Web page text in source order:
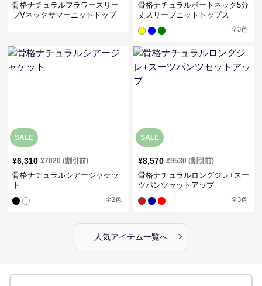
骨格ナチュラルフラワースリー
ブVネックサマーニットトップ
骨格ナチュラルボートネック5分
丈スリーブニットトップス
全3色
SALE
¥6,310 ¥7020(割引前)
骨格ナチュラルシアージャケッ
ト
全2色
SALE
¥8,570 ¥9530(割引前)
骨格ナチュラルロングジレ+スー
ツパンツセットアップ
全3色
人気アイテム一覧へ ›